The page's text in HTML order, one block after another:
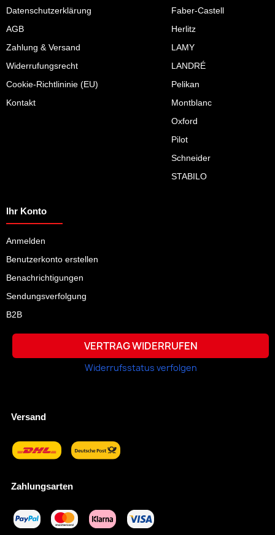
Datenschutzerklärung
AGB
Zahlung & Versand
Widerrufungsrecht
Cookie-Richtlininie (EU)
Kontakt
Faber-Castell
Herlitz
LAMY
LANDRÉ
Pelikan
Montblanc
Oxford
Pilot
Schneider
STABILO
Ihr Konto
Anmelden
Benutzerkonto erstellen
Benachrichtigungen
Sendungsverfolgung
B2B
VERTRAG WIDERRUFEN
Widerrufsstatus verfolgen
Versand
Zahlungsarten